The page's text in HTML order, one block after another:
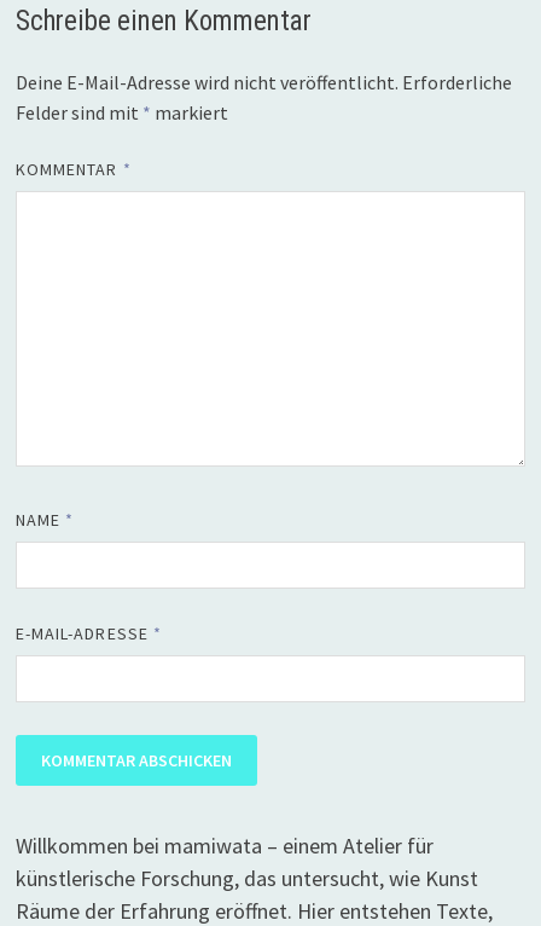
Schreibe einen Kommentar
Deine E-Mail-Adresse wird nicht veröffentlicht. Erforderliche
Felder sind mit * markiert
KOMMENTAR *
NAME *
E-MAIL-ADRESSE *
Willkommen bei mamiwata – einem Atelier für
künstlerische Forschung, das untersucht, wie Kunst
Räume der Erfahrung eröffnet. Hier entstehen Texte,